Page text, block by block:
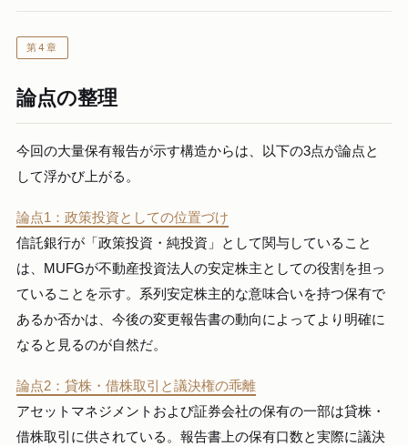
第4章
論点の整理
今回の大量保有報告が示す構造からは、以下の3点が論点と
して浮かび上がる。
論点1：政策投資としての位置づけ
信託銀行が「政策投資・純投資」として関与していること
は、MUFGが不動産投資法人の安定株主としての役割を担っ
ていることを示す。系列安定株主的な意味合いを持つ保有で
あるか否かは、今後の変更報告書の動向によってより明確に
なると見るのが自然だ。
論点2：貸株・借株取引と議決権の乖離
アセットマネジメントおよび証券会社の保有の一部は貸株・
借株取引に供されている。報告書上の保有口数と実際に議決